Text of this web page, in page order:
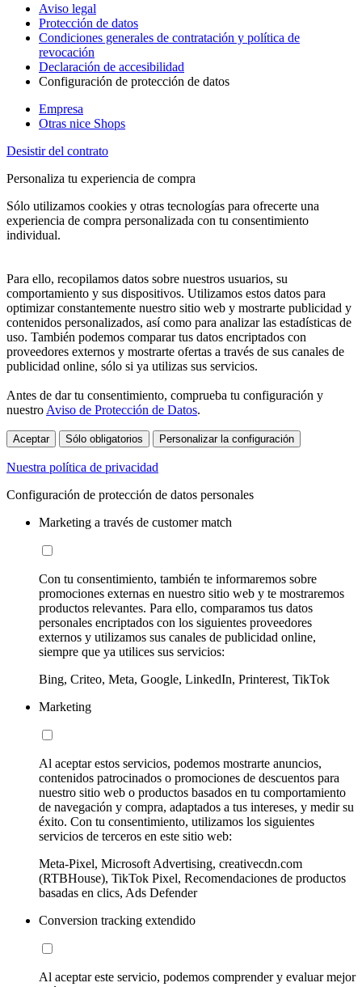
Aviso legal
Protección de datos
Condiciones generales de contratación y política de
revocación
Declaración de accesibilidad
Configuración de protección de datos
Empresa
Otras nice Shops
Desistir del contrato
Personaliza tu experiencia de compra
Sólo utilizamos cookies y otras tecnologías para ofrecerte una
experiencia de compra personalizada con tu consentimiento
individual.
Para ello, recopilamos datos sobre nuestros usuarios, su
comportamiento y sus dispositivos. Utilizamos estos datos para
optimizar constantemente nuestro sitio web y mostrarte publicidad y
contenidos personalizados, así como para analizar las estadísticas de
uso. También podemos comparar tus datos encriptados con
proveedores externos y mostrarte ofertas a través de sus canales de
publicidad online, sólo si ya utilizas sus servicios.
Antes de dar tu consentimiento, comprueba tu configuración y
nuestro Aviso de Protección de Datos.
Aceptar Sólo obligatorios Personalizar la configuración
Nuestra política de privacidad
Configuración de protección de datos personales
Marketing a través de customer match
Con tu consentimiento, también te informaremos sobre
promociones externas en nuestro sitio web y te mostraremos
productos relevantes. Para ello, comparamos tus datos
personales encriptados con los siguientes proveedores
externos y utilizamos sus canales de publicidad online,
siempre que ya utilices sus servicios:
Bing, Criteo, Meta, Google, LinkedIn, Printerest, TikTok
Marketing
Al aceptar estos servicios, podemos mostrarte anuncios,
contenidos patrocinados o promociones de descuentos para
nuestro sitio web o productos basados en tu comportamiento
de navegación y compra, adaptados a tus intereses, y medir su
éxito. Con tu consentimiento, utilizamos los siguientes
servicios de terceros en este sitio web:
Meta-Pixel, Microsoft Advertising, creativecdn.com
(RTBHouse), TikTok Pixel, Recomendaciones de productos
basadas en clics, Ads Defender
Conversion tracking extendido
Al aceptar este servicio, podemos comprender y evaluar mejor